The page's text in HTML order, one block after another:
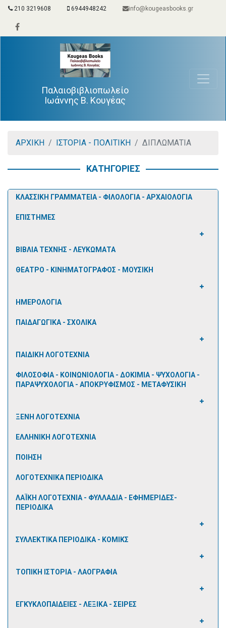
210 3219608 6944948242 info@kougeasbooks.gr
Παλαιοβιβλιοπωλείο
Ιωάννης Β. Κουγέας
ΑΡΧΙΚΗ ΙΣΤΟΡΙΑ - ΠΟΛΙΤΙΚΗ ΔΙΠΛΩΜΑΤΙΑ
ΚΑΤΗΓΟΡΙΕΣ
ΚΛΑΣΣΙΚΗ ΓΡΑΜΜΑΤΕΙΑ - ΦΙΛΟΛΟΓΙΑ - ΑΡΧΑΙΟΛΟΓΙΑ
ΕΠΙΣΤΗΜΕΣ
ΒΙΒΛΙΑ ΤΕΧΝΗΣ - ΛΕΥΚΩΜΑΤΑ
ΘΕΑΤΡΟ - ΚΙΝΗΜΑΤΟΓΡΑΦΟΣ - ΜΟΥΣΙΚΗ
ΗΜΕΡΟΛΟΓΙΑ
ΠΑΙΔΑΓΩΓΙΚΑ - ΣΧΟΛΙΚΑ
ΠΑΙΔΙΚΗ ΛΟΓΟΤΕΧΝΙΑ
ΦΙΛΟΣΟΦΙΑ - ΚΟΙΝΩΝΙΟΛΟΓΙΑ - ΔΟΚΙΜΙΑ - ΨΥΧΟΛΟΓΙΑ -
ΠΑΡΑΨΥΧΟΛΟΓΙΑ - ΑΠΟΚΡΥΦΙΣΜΟΣ - ΜΕΤΑΦΥΣΙΚΗ
ΞΕΝΗ ΛΟΓΟΤΕΧΝΙΑ
ΕΛΛΗΝΙΚΗ ΛΟΓΟΤΕΧΝΙΑ
ΠΟΙΗΣΗ
ΛΟΓΟΤΕΧΝΙΚΑ ΠΕΡΙΟΔΙΚΑ
ΛΑΪΚΗ ΛΟΓΟΤΕΧΝΙΑ - ΦΥΛΛΑΔΙΑ - ΕΦΗΜΕΡΙΔΕΣ-
ΠΕΡΙΟΔΙΚΑ
ΣΥΛΛΕΚΤΙΚΑ ΠΕΡΙΟΔΙΚΑ - ΚΟΜΙΚΣ
ΤΟΠΙΚΗ ΙΣΤΟΡΙΑ - ΛΑΟΓΡΑΦΙΑ
ΕΓΚΥΚΛΟΠΑΙΔΕΙΕΣ - ΛΕΞΙΚΑ - ΣΕΙΡΕΣ